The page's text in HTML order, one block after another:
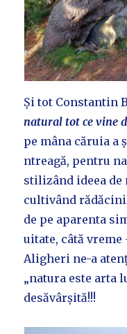
Și tot Constantin
natural tot ce vine
pe mâna căruia a
ntreagă, pentru
stilizând ideea
cultivând
de pe aparenta
uitate, câtă vreme
Aligheri ne-a
„natura este arta
desăvârșită!!!